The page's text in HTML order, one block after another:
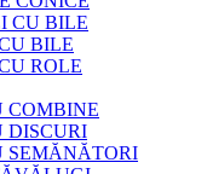
CU BILE
BILE
ROLE
COMBINE
DISCURI
SEMĂNĂTORI